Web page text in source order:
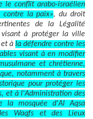
le conflit arabo-israélien
la paix», du droit
de la Légalité
visant à protéger la ville
et à la défendre contre les
visant à en modifier
et chrétienne,
notamment à travers
pour protéger les
et à l'Administration des
la mosquée d'Al Aqsa
Waqfs et des Lieux